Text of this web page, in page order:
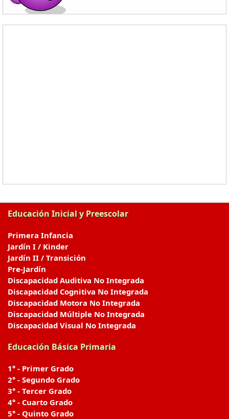
Educación Inicial y Preescolar
Primera Infancia
Jardín I / Kinder
Jardín II / Transición
Pre-Jardín
Discapacidad Auditiva No Integrada
Discapacidad Cognitiva No Integrada
Discapacidad Motora No Integrada
Discapacidad Múltiple No Integrada
Discapacidad Visual No Integrada
Educación Básica Primaria
1° - Primer Grado
2° - Segundo Grado
3° - Tercer Grado
4° - Cuarto Grado
5° - Quinto Grado